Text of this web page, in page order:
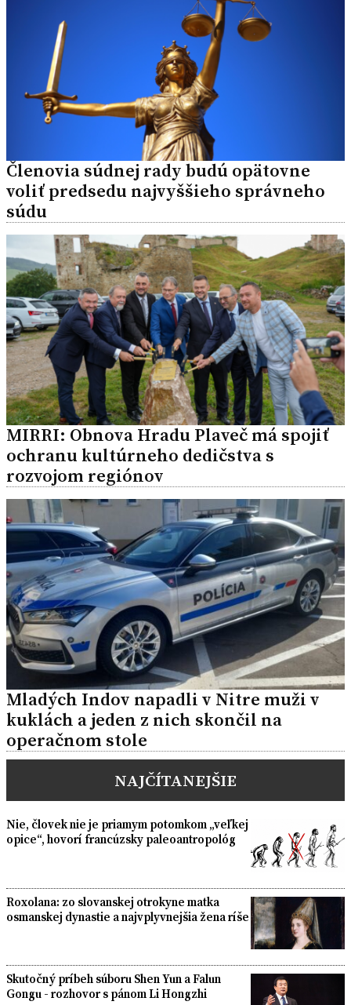
Členovia súdnej rady budú opätovne
voliť predsedu najvyššieho správneho
súdu
MIRRI: Obnova Hradu Plaveč má spojiť
ochranu kultúrneho dedičstva s
rozvojom regiónov
Mladých Indov napadli v Nitre muži v
kuklách a jeden z nich skončil na
operačnom stole
NAJČÍTANEJŠIE
Nie, človek nie je priamym potomkom „veľkej
opice“, hovorí francúzsky paleoantropológ
Roxolana: zo slovanskej otrokyne matka
osmanskej dynastie a najvplyvnejšia žena ríše
Skutočný príbeh súboru Shen Yun a Falun
Gongu - rozhovor s pánom Li Hongzhi